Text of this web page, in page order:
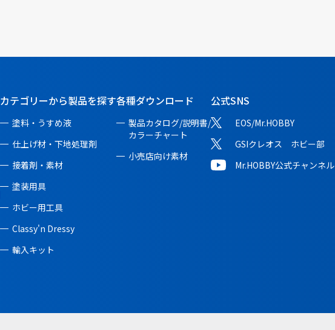
カテゴリーから製品を探す
塗料・うすめ液
仕上げ材・下地処理剤
接着剤・素材
塗装用具
ホビー用工具
Classy'n Dressy
輸入キット
各種ダウンロード
製品カタログ/説明書/
カラーチャート
小売店向け素材
公式SNS
EOS/Mr.HOBBY
GSIクレオス ホビー部
Mr.HOBBY公式チャンネル